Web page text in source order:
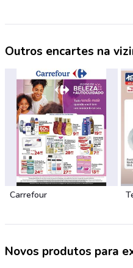
Outros encartes na
Carrefour
Novos produtos para